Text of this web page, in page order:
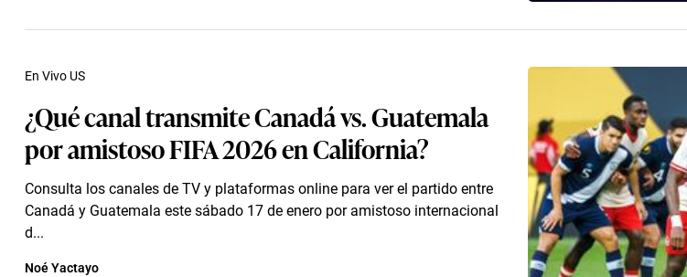
¿Qué canal transmite Canadá vs. Guatemala
por amistoso FIFA 2026 en California?
Consulta los canales de TV y plataformas online para ver el partido entre
Canadá y Guatemala este sábado 17 de enero por amistoso internacional
d...
En Vivo US
Noé Yactayo